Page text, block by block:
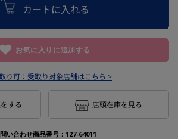
カートに入れる
お気に入りに追加する
り可： 受取り対象店舗はこちら >
する 店頭在庫を見る
い合わせ商品番号： 127-64011